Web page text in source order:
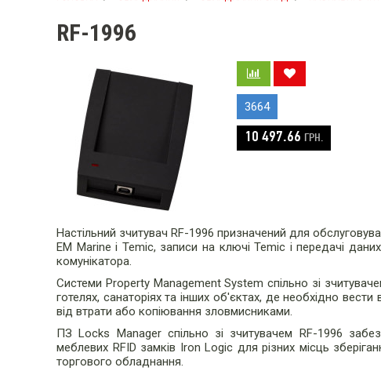
RF-1996
3664
10 497.66 ГРН.
Настільний зчитувач RF-1996 призначений для
EM Marine і Temic, записи на ключі Temic і передачі
комунікатора.
Системи Property Management System спільно зі
готелях, санаторіях та інших об'єктах, де необхідно
від втрати або копіювання зловмисниками.
ПЗ Locks Manager спільно зі зчитувачем RF-1996
меблевих RFID замків Iron Logic для різних місць
торгового обладнання.